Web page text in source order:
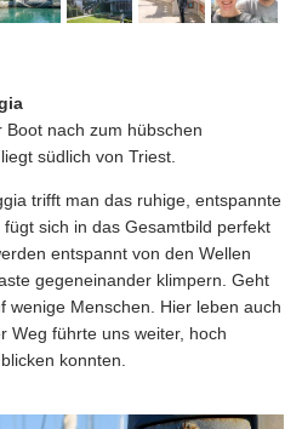
nach zum hübschen
südlich von Triest.
trifft man das ruhige, entspannte
sich in das Gesamtbild perfekt
entspannt von den Wellen
gegeneinander klimpern. Geht
wenige Menschen. Hier leben auch
Weg führte uns weiter, hoch
konnten.